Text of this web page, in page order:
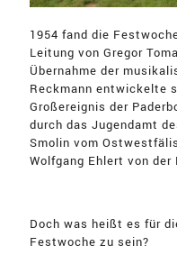
1954 fand die
Leitung von Gregor
Übernahme der
Reckmann entwickelte
Großereignis der
durch das Jugendamt
Smolin vom
Wolfgang Ehlert von
Doch was heißt es für
Festwoche zu sein?